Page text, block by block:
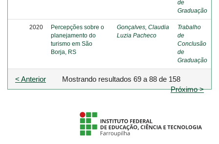
de
Graduação
2020
Percepções sobre o
planejamento do
turismo em São
Borja, RS
Gonçalves, Claudia
Luzia Pacheco
Trabalho
de
Conclusão
de
Graduação
Mostrando resultados 69 a 88 de 158
< Anterior
Próximo >